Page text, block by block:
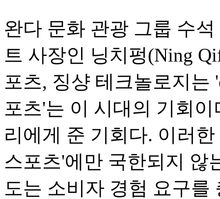
완다 문화 관광 그룹 수
트 사장인 닝치펑(Ning
포츠, 징샹 테크놀로지는
포츠'는 이 시대의 기회
리에게 준 기회다. 이러
스포츠'에만 국한되지 않
도는 소비자 경험 요구